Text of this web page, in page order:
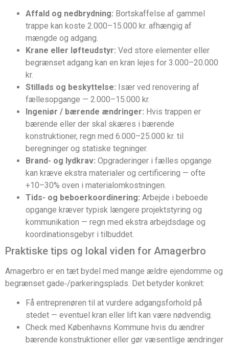
Affald og nedbrydning: Bortskaffelse af gammel
trappe kan koste 2.000–15.000 kr. afhængig af
mængde og adgang.
Krane eller løfteudstyr: Ved store elementer eller
begrænset adgang kan en kran lejes for 3.000–20.000
kr.
Stillads og beskyttelse: Især ved renovering af
fællesopgange — 2.000–15.000 kr.
Ingeniør / bærende ændringer: Hvis trappen er
bærende eller der skal skæres i bærende
konstruktioner, regn med 6.000–25.000 kr. til
beregninger og statiske tegninger.
Brand- og lydkrav: Opgraderinger i fælles opgange
kan kræve ekstra materialer og certificering — ofte
+10–30% oven i materialomkostningen.
Tids- og beboerkoordinering: Arbejde i beboede
opgange kræver typisk længere projektstyring og
kommunikation — regn med ekstra arbejdsdage og
koordinationsgebyr i tilbuddet.
Praktiske tips og lokal viden for Amagerbro
Amagerbro er en tæt bydel med mange ældre ejendomme og
begrænset gade‑/parkeringsplads. Det betyder konkret:
Få entreprenøren til at vurdere adgangsforhold på
stedet — eventuel kran eller lift kan være nødvendig.
Check med Københavns Kommune hvis du ændrer
bærende konstruktioner eller gør væsentlige ændringer